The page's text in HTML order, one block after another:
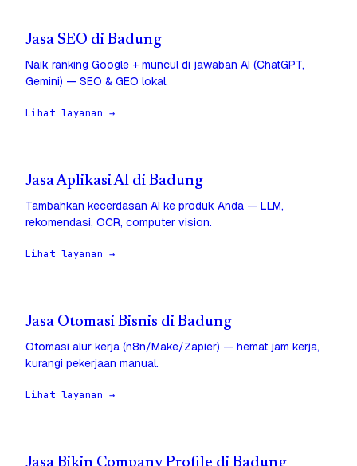
Jasa SEO di Badung
Naik ranking Google + muncul di jawaban AI (ChatGPT,
Gemini) — SEO & GEO lokal.
Lihat layanan →
Jasa Aplikasi AI di Badung
Tambahkan kecerdasan AI ke produk Anda — LLM,
rekomendasi, OCR, computer vision.
Lihat layanan →
Jasa Otomasi Bisnis di Badung
Otomasi alur kerja (n8n/Make/Zapier) — hemat jam kerja,
kurangi pekerjaan manual.
Lihat layanan →